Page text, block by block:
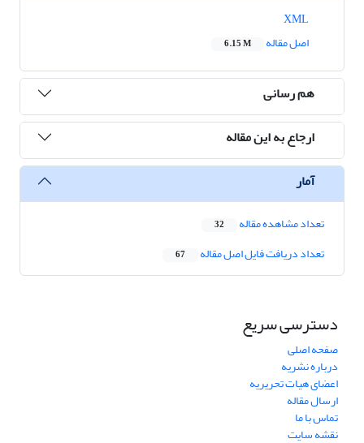
اصل مقاله
6.15 M
هم رسانی
ارجاع به این مقاله
آمار
تعداد مشاهده مقاله 32
تعداد دریافت فایل اصل مقاله 67
دسترسی سریع
صفحه اصلی
درباره نشریه
اعضای هیات تحریریه
ارسال مقاله
تماس با ما
نقشه سایت